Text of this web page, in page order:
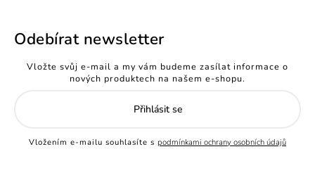
Odebírat newsletter
Vložte svůj e-mail a my vám budeme zasílat informace o
nových produktech na našem e-shopu.
Vložením e-mailu souhlasíte s podmínkami ochrany osobních údajů
Přihlásit se